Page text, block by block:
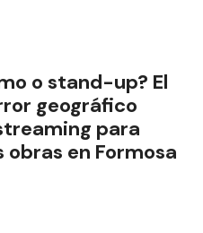
o stand-up? El
geográfico
para
obras en Formosa